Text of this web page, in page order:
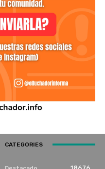
CATEGORIES